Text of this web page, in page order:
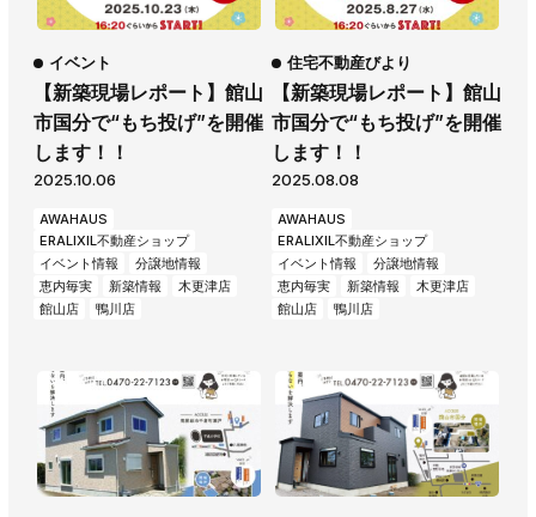
【新築現場レポート】館山
市国分で“もち投げ”を開催
します！！
イベント
2025.10.06
AWAHAUS
ERALIXIL不動産ショップ
イベント情報
分譲地情報
恵内毎実
新築情報
木更津店
館山店
鴨川店
【新築現場レポート】館山
市国分で“もち投げ”を開催
します！！
住宅不動産びより
2025.08.08
AWAHAUS
ERALIXIL不動産ショップ
イベント情報
分譲地情報
恵内毎実
新築情報
木更津店
館山店
鴨川店